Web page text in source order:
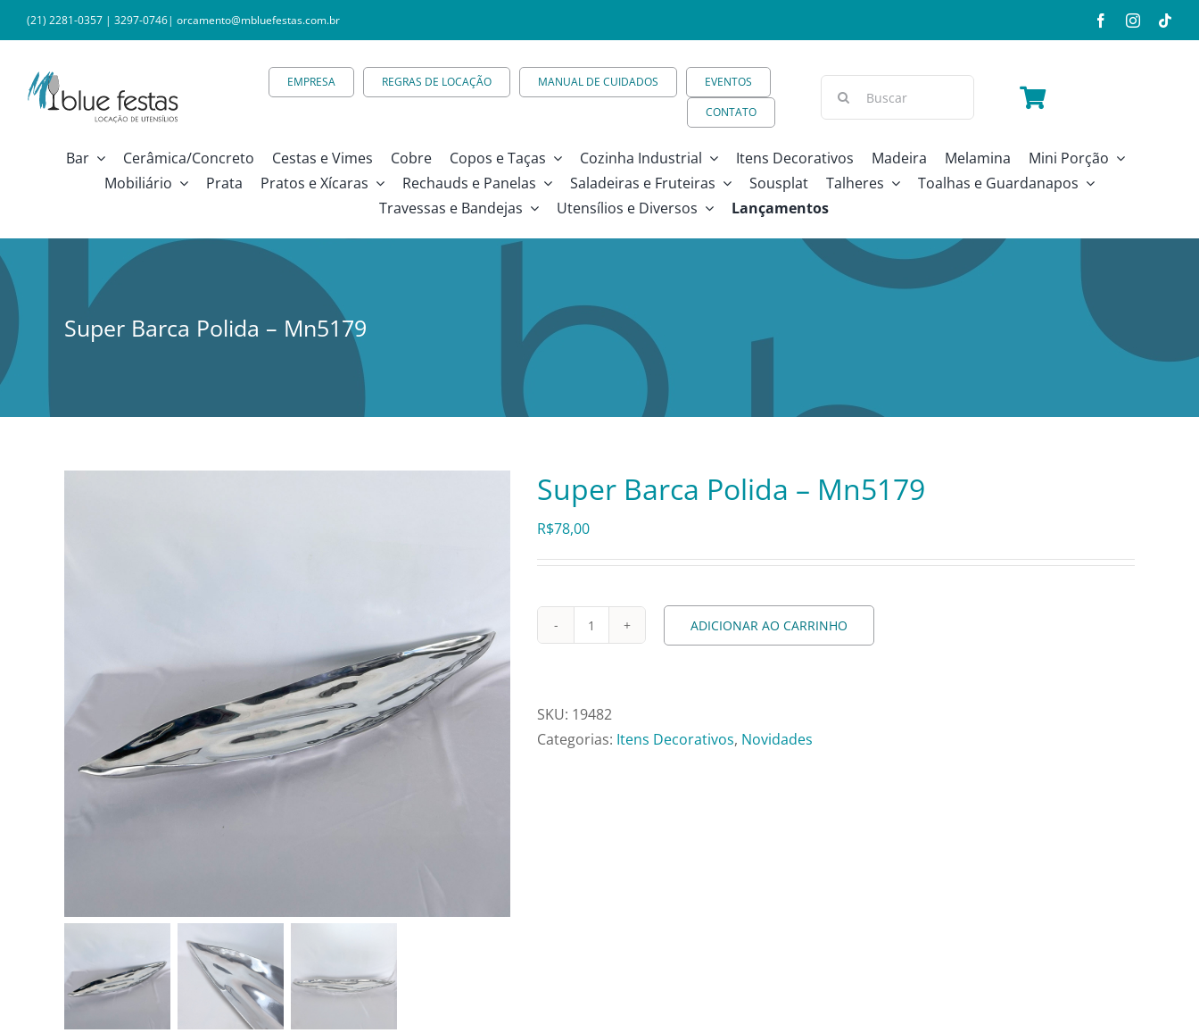
para
conteúdo
(21) 2281-0357| 3297-0746| orcamento@mbluefestas.com.br
EMPRESA REGRAS DE LOCAÇÃO MANUAL DE CUIDADOS
EVENTOS
CONTATO
Bar
Cerâmica/Concreto Cestas e Vimes Cobre Copos e Taças Cozinha Industrial Itens Decorativos Madeira Melamina
Mini Porção
Mobiliário
Prata Pratos e Xícaras Rechauds e Panelas Saladeiras e Fruteiras Sousplat Talheres
Toalhas e Guardanapos
Travessas e Bandejas
Utensílios e Diversos Lançamentos
Super Barca Polida – Mn5179
Super Barca Polida – Mn5179
R$78,00
Super
-
Mn5179
ADICIONAR AO CARRINHO
SKU: 19482
Categorias: Itens Decorativos, Novidades